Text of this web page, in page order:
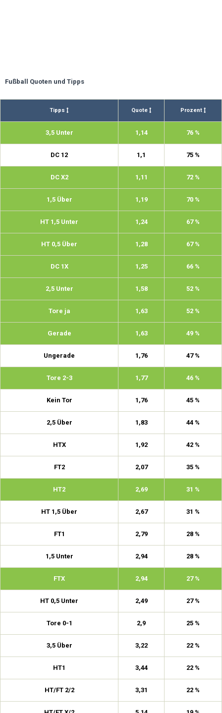
Fußball Quoten und Tipps
Tipps Quote Prozent
3,5 Unter 1,14 76 %
DC 12 1,1 75 %
DC X2 1,11 72 %
1,5 Über 1,19 70 %
HT 1,5 Unter 1,24 67 %
HT 0,5 Über 1,28 67 %
DC 1X 1,25 66 %
2,5 Unter 1,58 52 %
Tore ja 1,63 52 %
Gerade 1,63 49 %
Ungerade 1,76 47 %
Tore 2-3 1,77 46 %
Kein Tor 1,76 45 %
2,5 Über 1,83 44 %
HTX 1,92 42 %
FT2 2,07 35 %
HT2 2,69 31 %
HT 1,5 Über 2,67 31 %
FT1 2,79 28 %
1,5 Unter 2,94 28 %
FTX 2,94 27 %
HT 0,5 Unter 2,49 27 %
Tore 0-1 2,9 25 %
3,5 Über 3,22 22 %
HT1 3,44 22 %
HT/FT 2/2 3,31 22 %